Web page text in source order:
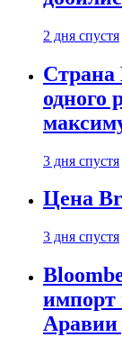
2 дня спустя
одного
3 дня спустя
Цена
3 дня спустя
импорт
Аравии